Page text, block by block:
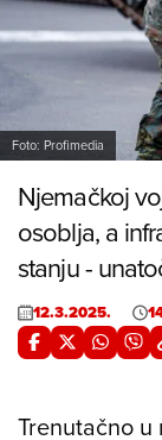
Foto: Profimedia
Njemačkoj
osoblja, a
stanju -
12.3.2025.
Trenutačno